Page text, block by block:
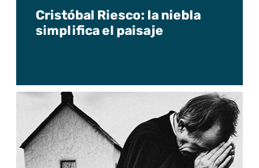
Cristóbal Riesco: la niebla
simplifica el paisaje